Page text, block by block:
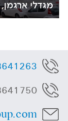
מגדלי
(FAX)